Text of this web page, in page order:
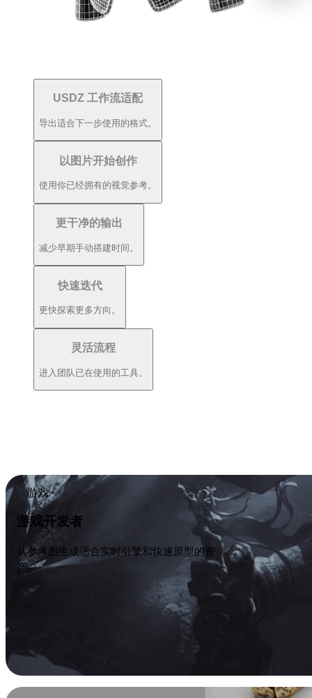
USDZ 工作流适配
导出适合下一步使用的格式。
以图片开始创作
使用你已经拥有的视觉参考。
更干净的输出
减少早期手动搭建时间。
快速迭代
更快探索更多方向。
灵活流程
进入团队已在使用的工具。
游戏
游戏开发者
从参考图生成适合实时引擎和快速原型的资
产。